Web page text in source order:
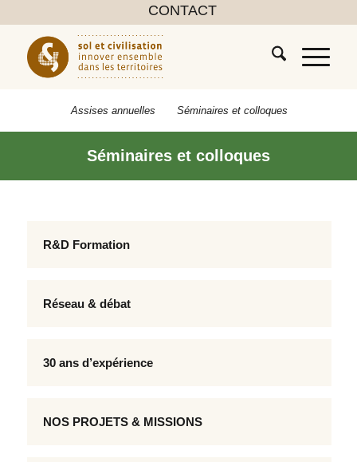
CONTACT
Assises annuelles Séminaires et colloques
Séminaires et colloques
R&D Formation
Réseau & débat
30 ans d’expérience
NOS PROJETS & MISSIONS